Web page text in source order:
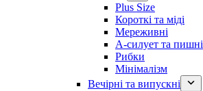
Plus Size
Короткі та міді
Мереживні
А-силует та пишні
Рибки
Мінімалізм
Вечірні та випускні